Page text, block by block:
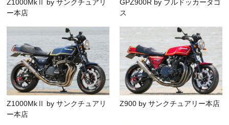
Z1000MkⅡ by サンクチュアリ
ー本店
GPZ900R by ブルドッカータゴ
ス
Z1000MkⅡ by サンクチュアリ
ー本店
Z900 by サンクチュアリー本店